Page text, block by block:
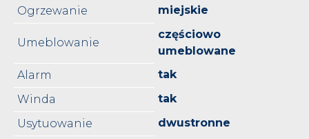
Ogrzewanie
miejskie
Umeblowanie
częściowo
umeblowane
Alarm
tak
Winda
tak
Usytuowanie
dwustronne